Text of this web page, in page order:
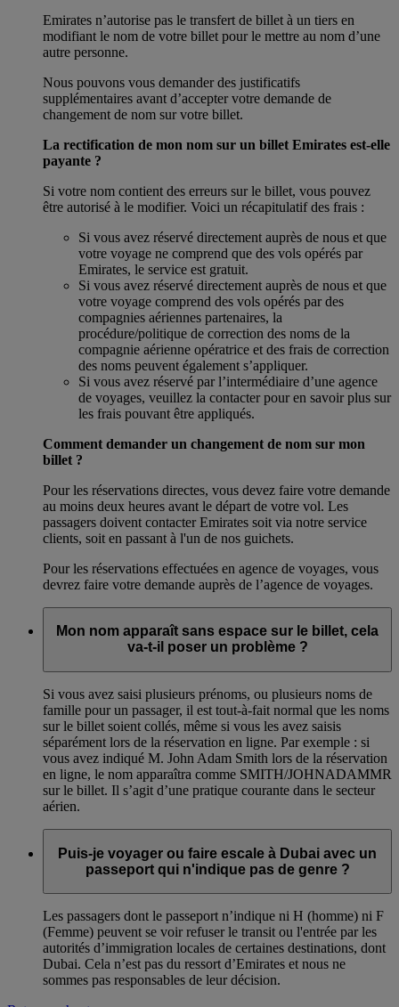
Emirates n’autorise pas le transfert de billet à un tiers en
modifiant le nom de votre billet pour le mettre au nom d’une
autre personne.
Nous pouvons vous demander des justificatifs
supplémentaires avant d’accepter votre demande de
changement de nom sur votre billet.
La rectification de mon nom sur un billet Emirates est-elle
payante ?
Si votre nom contient des erreurs sur le billet, vous pouvez
être autorisé à le modifier. Voici un récapitulatif des frais :
Si vous avez réservé directement auprès de nous et que
votre voyage ne comprend que des vols opérés par
Emirates, le service est gratuit.
Si vous avez réservé directement auprès de nous et que
votre voyage comprend des vols opérés par des
compagnies aériennes partenaires, la
procédure/politique de correction des noms de la
compagnie aérienne opératrice et des frais de correction
des noms peuvent également s’appliquer.
Si vous avez réservé par l’intermédiaire d’une agence
de voyages, veuillez la contacter pour en savoir plus sur
les frais pouvant être appliqués.
Comment demander un changement de nom sur mon
billet ?
Pour les réservations directes, vous devez faire votre demande
au moins deux heures avant le départ de votre vol. Les
passagers doivent contacter Emirates soit via notre service
clients, soit en passant à l'un de nos guichets.
Pour les réservations effectuées en agence de voyages, vous
devrez faire votre demande auprès de l’agence de voyages.
Mon nom apparaît sans espace sur le billet, cela
va-t-il poser un problème ?
Si vous avez saisi plusieurs prénoms, ou plusieurs noms de
famille pour un passager, il est tout-à-fait normal que les noms
sur le billet soient collés, même si vous les avez saisis
séparément lors de la réservation en ligne. Par exemple : si
vous avez indiqué M. John Adam Smith lors de la réservation
en ligne, le nom apparaîtra comme SMITH/JOHNADAMMR
sur le billet. Il s’agit d’une pratique courante dans le secteur
aérien.
Puis-je voyager ou faire escale à Dubai avec un
passeport qui n'indique pas de genre ?
Les passagers dont le passeport n’indique ni H (homme) ni F
(Femme) peuvent se voir refuser le transit ou l'entrée par les
autorités d’immigration locales de certaines destinations, dont
Dubai. Cela n’est pas du ressort d’Emirates et nous ne
sommes pas responsables de leur décision.